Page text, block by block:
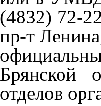
(4832) 72-
пр-т
Брянской
отделов